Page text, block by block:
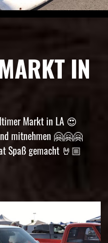
IN
Markt in LA 😍
mitnehmen 🤗🤗🤗
Spaß gemacht 🤘🏼